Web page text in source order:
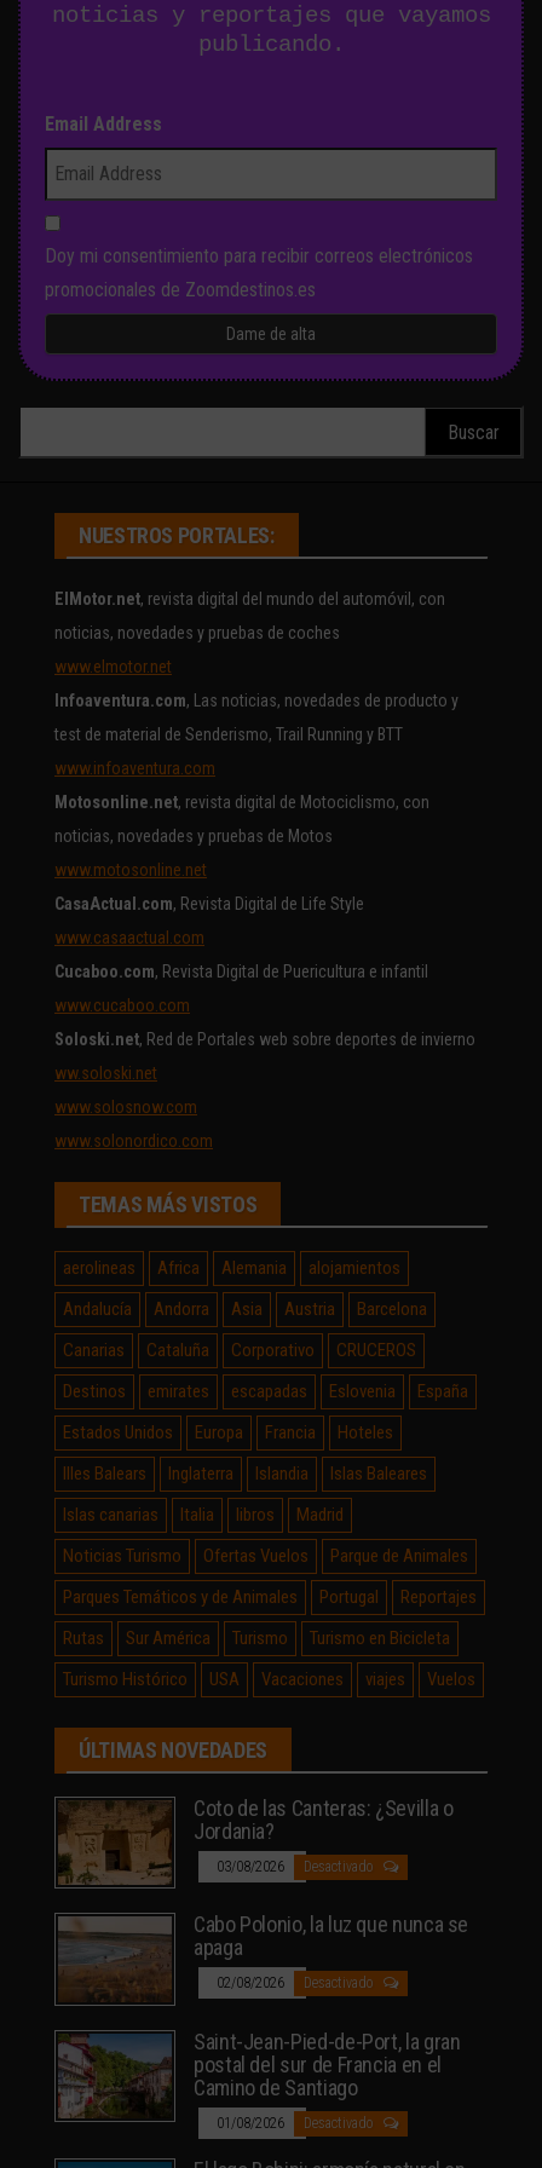
noticias y reportajes que vayamos
publicando.
Email Address
Doy mi consentimiento para recibir correos electrónicos
promocionales de Zoomdestinos.es
NUESTROS PORTALES:
ElMotor.net, revista digital del mundo del automóvil, con
noticias, novedades y pruebas de coches
www.elmotor.net
Infoaventura.com, Las noticias, novedades de producto y
test de material de Senderismo, Trail Running y BTT
www.infoaventura.com
Motosonline.net, revista digital de Motociclismo, con
noticias, novedades y pruebas de Motos
www.motosonline.net
CasaActual.com, Revista Digital de Life Style
www.casaactual.com
Cucaboo.com, Revista Digital de Puericultura e infantil
www.cucaboo.com
Soloski.net, Red de Portales web sobre deportes de invierno
ww.soloski.net
www.solosnow.com
www.solonordico.com
TEMAS MÁS VISTOS
aerolineas Africa Alemania
alojamientos
Andalucía
Andorra Asia Austria
Barcelona
Canarias
Cataluña Corporativo
CRUCEROS
Destinos
emirates escapadas Eslovenia
España
Estados Unidos
Europa Francia
Hoteles
Illes Balears
Inglaterra Islandia
Islas Baleares
Islas canarias
Italia libros
Madrid
Noticias Turismo
Ofertas Vuelos
Parque de Animales
Parques Temáticos y de Animales
Portugal
Reportajes
Rutas
Sur América Turismo
Turismo en Bicicleta
Turismo Histórico
USA Vacaciones viajes Vuelos
ÚLTIMAS NOVEDADES
Coto de las Canteras: ¿Sevilla o
Jordania?
03/08/2026 Desactivado
Cabo Polonio, la luz que nunca se
apaga
02/08/2026 Desactivado
Saint-Jean-Pied-de-Port, la gran
postal del sur de Francia en el
Camino de Santiago
01/08/2026 Desactivado